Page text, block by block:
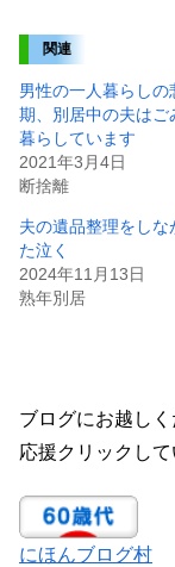
関連
男性の一人暮らしの
期、別居中の夫はご
暮らしています
2021年3月4日
断捨離
夫の遺品整理をしな
た泣く
2024年11月13日
熟年別居
ブログにお越し
応援クリックし
にほんブログ村